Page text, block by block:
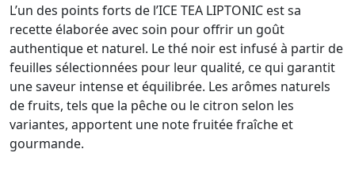
L’un des points forts de l’ICE TEA LIPTONIC est sa
recette élaborée avec soin pour offrir un goût
authentique et naturel. Le thé noir est infusé à partir de
feuilles sélectionnées pour leur qualité, ce qui garantit
une saveur intense et équilibrée. Les arômes naturels
de fruits, tels que la pêche ou le citron selon les
variantes, apportent une note fruitée fraîche et
gourmande.